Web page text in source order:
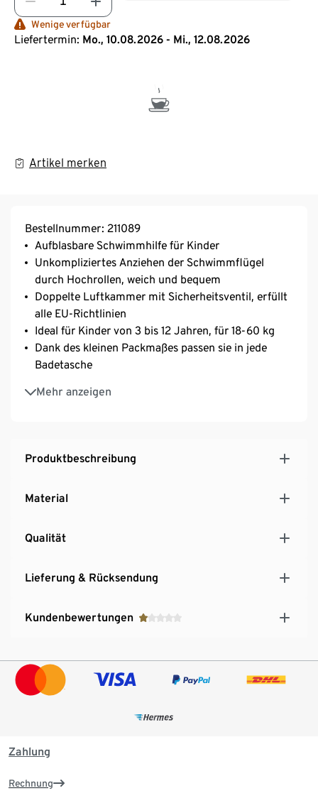
Wenige verfügbar
Liefertermin: Mo., 10.08.2026 - Mi., 12.08.2026
Artikel merken
Bestellnummer: 211089
Aufblasbare Schwimmhilfe für Kinder
Unkompliziertes Anziehen der Schwimmflügel
durch Hochrollen, weich und bequem
Doppelte Luftkammer mit Sicherheitsventil, erfüllt
alle EU-Richtlinien
Ideal für Kinder von 3 bis 12 Jahren, für 18-60 kg
Dank des kleinen Packmaßes passen sie in jede
Badetasche
Mehr anzeigen
Frei von gefährlichen Weichmachern und
entsprechen allen europäischen
Produktbeschreibung
Material
Qualität
Lieferung & Rücksendung
Kundenbewertungen
Zahlung
Rechnung